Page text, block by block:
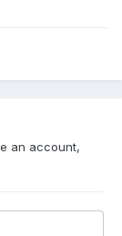
an account,